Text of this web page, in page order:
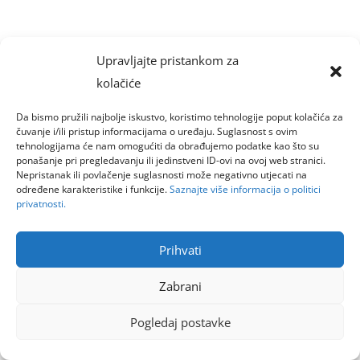
Upravljajte pristankom za
kolačiće
Da bismo pružili najbolje iskustvo, koristimo tehnologije poput kolačića za
čuvanje i/ili pristup informacijama o uređaju. Suglasnost s ovim
tehnologijama će nam omogućiti da obrađujemo podatke kao što su
ponašanje pri pregledavanju ili jedinstveni ID-ovi na ovoj web stranici.
Nepristanak ili povlačenje suglasnosti može negativno utjecati na
određene karakteristike i funkcije.Saznajte više informacija o politici
privatnosti.
Prihvati
Zabrani
Pogledaj postavke